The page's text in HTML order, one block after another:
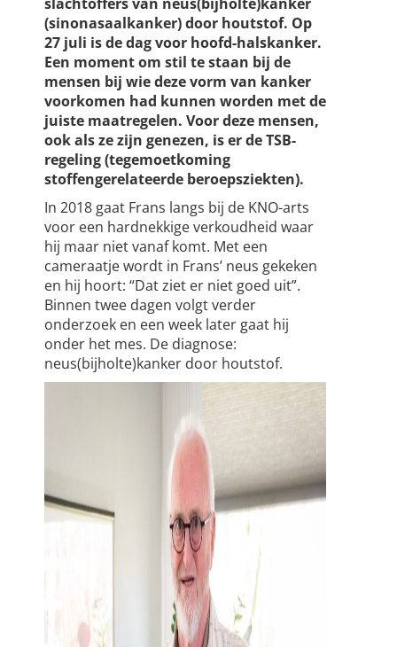
(sinonasaalkanker) door houtstof. Op
27 juli is de dag voor hoofd-halskanker.
Een moment om stil te staan bij de
mensen bij wie deze vorm van kanker
voorkomen had kunnen worden met de
juiste maatregelen. Voor deze mensen,
ook als ze zijn genezen, is er de TSB-
regeling (tegemoetkoming
stoffengerelateerde beroepsziekten).
In 2018 gaat Frans langs bij de KNO-arts
voor een hardnekkige verkoudheid waar
hij maar niet vanaf komt. Met een
cameraatje wordt in Frans’ neus gekeken
en hij hoort: “Dat ziet er niet goed uit”.
Binnen twee dagen volgt verder
onderzoek en een week later gaat hij
onder het mes. De diagnose:
neus(bijholte)kanker door houtstof.